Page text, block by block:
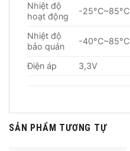
Nhiệt độ
hoạt động
-25°C~85°C
Nhiệt độ
bảo quản
-40°C~85°C
Điện áp 3,3V
SẢN PHẨM TƯƠNG TỰ